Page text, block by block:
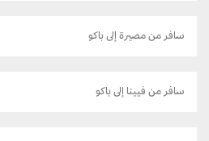
سافر من مصيرة إلى باكو
سافر من فيينا إلى باكو